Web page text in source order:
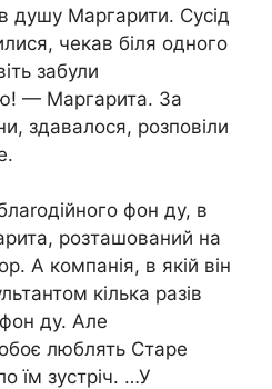
душу Маргарити. Сусід
чекав біля одного
забули
— Маргарита. За
здавалося, розповіли
фон ду, в
розташований на
А компанія, в якій він
кілька разів
ду. Але
люблять Старе
їм зустріч. …У